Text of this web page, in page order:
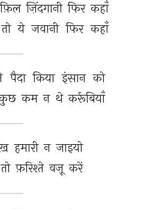
ज़िंदगानी फिर कहाँ
तो ये जवानी फिर कहाँ
पैदा किया इंसान को
कम न थे कर्रूबियाँ
हमारी न जाइयो
तो फ़रिश्ते वज़ू करें